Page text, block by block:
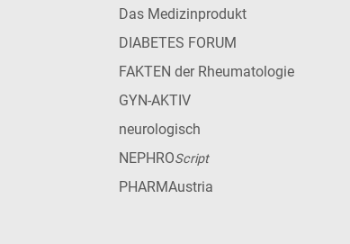
Das Medizinprodukt
DIABETES FORUM
FAKTEN der Rheumatologie
GYN-AKTIV
neurologisch
NEPHROScript
PHARMAustria